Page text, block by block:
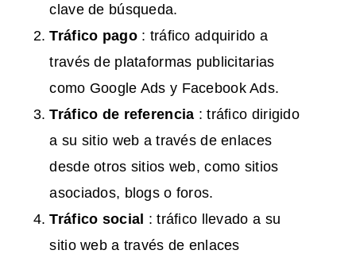
clave de búsqueda.
Tráfico pago: tráfico adquirido a
través de plataformas publicitarias
como Google Ads y Facebook Ads.
Tráfico de referencia : tráfico dirigido
a su sitio web a través de enlaces
desde otros sitios web, como sitios
asociados, blogs o foros.
Tráfico social : tráfico llevado a su
sitio web a través de enlaces